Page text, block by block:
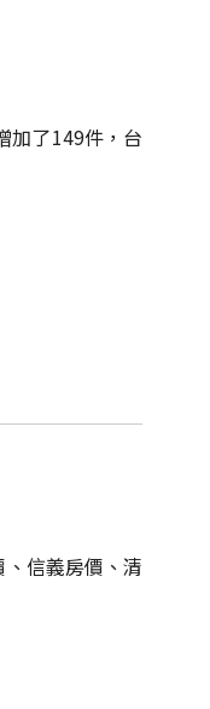
加了149件，台
信義房價、清